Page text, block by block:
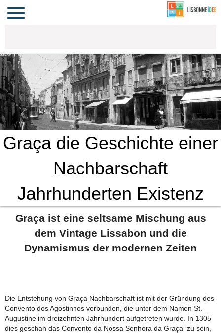
LE PORTUGAL
Toggle
navigation
Graça die Geschichte einer
Nachbarschaft
Jahrhunderten Existenz
Graça ist eine seltsame Mischung aus
dem Vintage Lissabon und die
Dynamismus der modernen Zeiten
Die Entstehung von Graça Nachbarschaft ist mit der Gründung des
Convento dos Agostinhos verbunden, die unter dem Namen St.
Augustine im dreizehnten Jahrhundert aufgetreten wurde. In 1305
dies geschah das Convento da Nossa Senhora da Graça, zu sein,